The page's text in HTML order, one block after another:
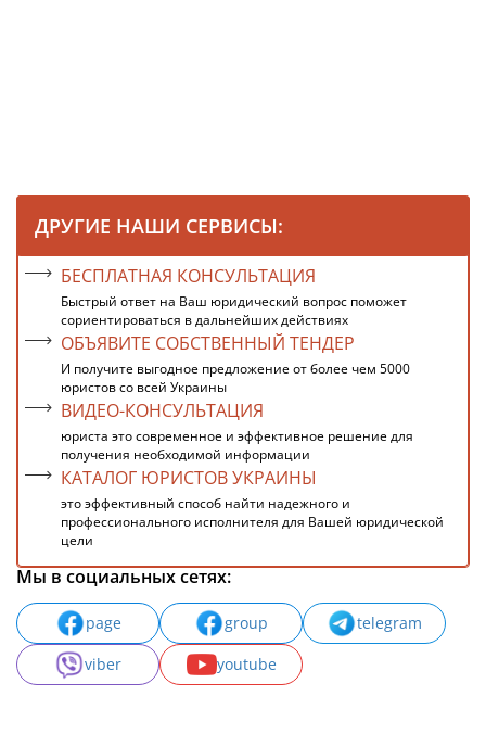
ДРУГИЕ НАШИ СЕРВИСЫ:
БЕСПЛАТНАЯ КОНСУЛЬТАЦИЯ
Быстрый ответ на Ваш юридический вопрос поможет
сориентироваться в дальнейших действиях
ОБЪЯВИТЕ СОБСТВЕННЫЙ ТЕНДЕР
И получите выгодное предложение от более чем 5000
юристов со всей Украины
ВИДЕО-КОНСУЛЬТАЦИЯ
юриста это современное и эффективное решение для
получения необходимой информации
КАТАЛОГ ЮРИСТОВ УКРАИНЫ
это эффективный способ найти надежного и
профессионального исполнителя для Вашей юридической
цели
Мы в социальных сетях:
page group
telegram
viber
youtube